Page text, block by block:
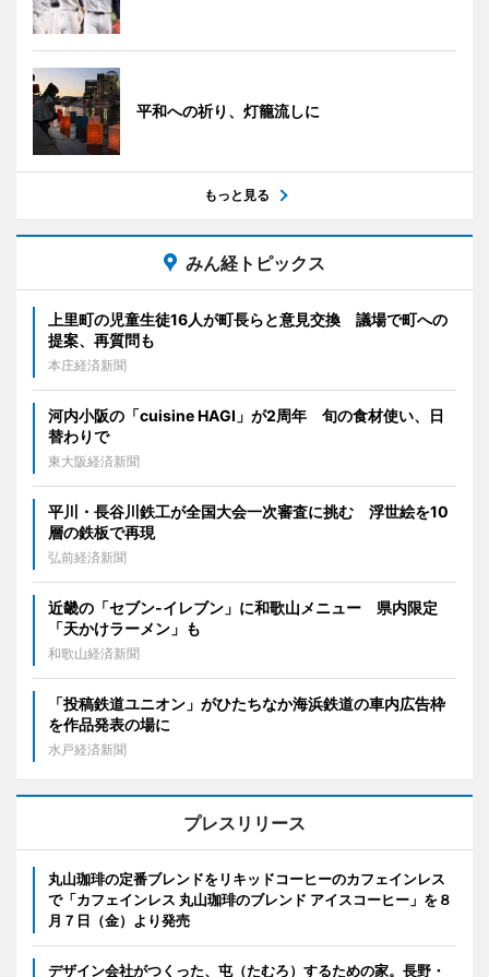
平和への祈り、灯籠流しに
もっと見る
みん経トピックス
上里町の児童生徒16人が町長らと意見交換 議場で町への
提案、再質問も
本庄経済新聞
河内小阪の「cuisine HAGI」が2周年 旬の食材使い、日
替わりで
東大阪経済新聞
平川・長谷川鉄工が全国大会一次審査に挑む 浮世絵を10
層の鉄板で再現
弘前経済新聞
近畿の「セブン-イレブン」に和歌山メニュー 県内限定
「天かけラーメン」も
和歌山経済新聞
「投稿鉄道ユニオン」がひたちなか海浜鉄道の車内広告枠
を作品発表の場に
水戸経済新聞
プレスリリース
丸山珈琲の定番ブレンドをリキッドコーヒーのカフェインレス
で「カフェインレス 丸山珈琲のブレンド アイスコーヒー」を８
月７日（金）より発売
デザイン会社がつくった、屯（たむろ）するための家。長野・